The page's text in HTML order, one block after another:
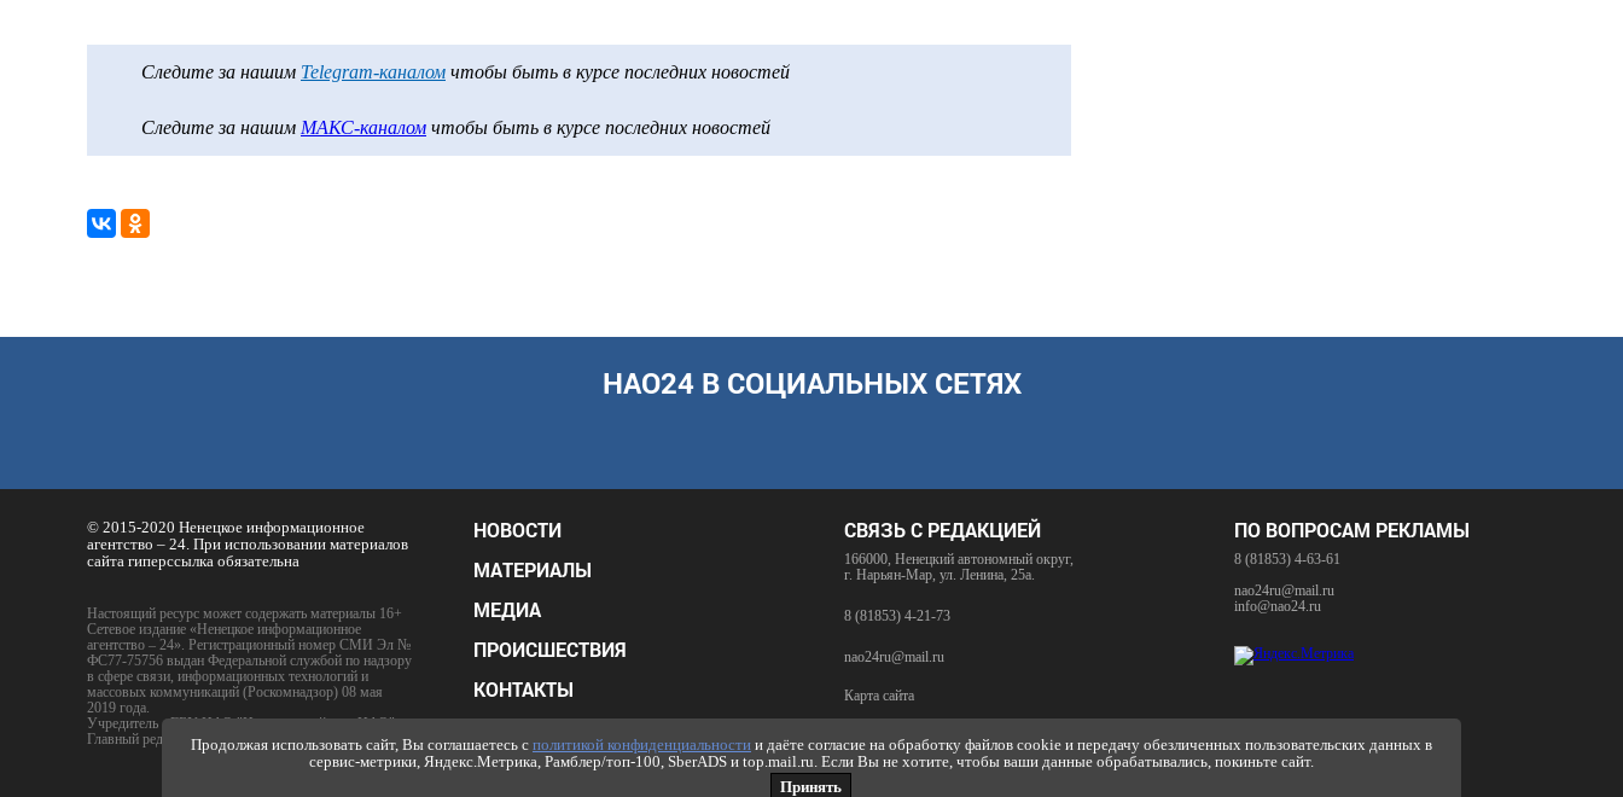
Продолжая использовать сайт, Вы соглашаетесь с политикой конфиденциальностии даёте согласие на обработку файлов cookie и передачу обезличенных пользовательских данных в
сервис-метрики, Яндекс.Метрика, Рамблер/топ-100, SberADS и top.mail.ru. Если Вы не хотите, чтобы ваши данные обрабатывались, покиньте сайт.
Принять
Следите за нашим Telegram-каналом чтобы быть в курсе последних новостей
Следите за нашим МАКС-каналом чтобы быть в курсе последних новостей
НАО24 В СОЦИАЛЬНЫХ СЕТЯХ
© 2015-2020 Ненецкое информационное
агентство – 24. При использовании материалов
сайта гиперссылка обязательна
Настоящий ресурс может содержать материалы 16+
Сетевое издание «Ненецкое информационное
агентство – 24». Регистрационный номер СМИ Эл №
ФС77-75756 выдан Федеральной службой по надзору
в сфере связи, информационных технологий и
массовых коммуникаций (Роскомнадзор) 08 мая
2019 года.
Учредитель - ГБУ НАО "Издательский дом НАО"
Главный редактор - Е.Ю. Тимофеев
НОВОСТИ
МАТЕРИАЛЫ
МЕДИА
ПРОИСШЕСТВИЯ
КОНТАКТЫ
ПОЛИТИКА КОНФИДЕНЦИАЛЬНОСТИ
СВЯЗЬ С РЕДАКЦИЕЙ
166000, Ненецкий автономный округ,
г. Нарьян-Мар, ул. Ленина, 25а.
8 (81853) 4-21-73
nao24ru@mail.ru
Карта сайта
RSS-лента
ПО ВОПРОСАМ РЕКЛАМЫ
8 (81853) 4-63-61
nao24ru@mail.ru
info@nao24.ru